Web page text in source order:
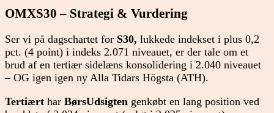
OMXS30 – Strategi & Vurdering
Ser vi på dagschartet for S30, lukkede indekset i plus 0,2
pct. (4 point) i indeks 2.071 niveauet, er der tale om et
brud af en tertiær sidelæns konsolidering i 2.040 niveauet
– OG igen igen ny Alla Tidars Högsta (ATH).
Tertiært har BørsUdsigten genkøbt en lang position ved